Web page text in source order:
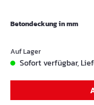
Betondeckung in mm
Auf Lager
Sofort verfügbar,